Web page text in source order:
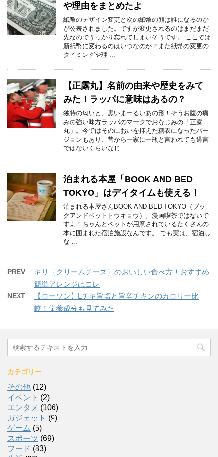
や理由をまとめたよ
紙幣のデザイン変更と次の紙幣の顔は誰になるのか
が公表されました。ですが変更されるのはまだまだ
先なのでうっかり忘れてしまいそうです。 ここでは
新紙幣に変わるのはいつなのか？また紙幣の変更の
タイミングや理 ...
【正露丸】名前の由来や歴史をみて
みた！ラッパに意味はあるの？
独特の匂いと、黒いまーるいあの形！そうお腹の痛
みの強い味方ラッパのマークでおなじみの「正露
丸」。今ではそのにおいを抑えた糖衣になったバー
ジョンもあり、昔から一家に一瓶と言われても過言
ではないくらいなじ ...
泊まれる本屋「BOOK AND BED
TOKYO」はデイタイムも使える！
泊まれる本屋さんBOOK AND BED TOKYO（ブッ
クアンドベットトウキョウ）。漫画喫茶ではないで
すよ！ちゃんとベットが用意されているたくさんの
本に囲まれた宿泊施設なんです。 でも実は、宿泊し
な ...
PREV
キリ（クリームチーズ）のおいしい食べ方！おすすめ
簡単アレンジはコレ
NEXT
【ローソン】Lチキ旨塩と旨辛チキンのカロリー比
較！栄養成分も見てみた
カテゴリー
その他 (12)
イベント (2)
エンタメ (106)
ガジェット (9)
ゲーム (5)
スポーツ (69)
フード (83)